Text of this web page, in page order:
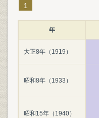
1
年
大正8年（1919）
昭和8年（1933）
昭和15年（1940）